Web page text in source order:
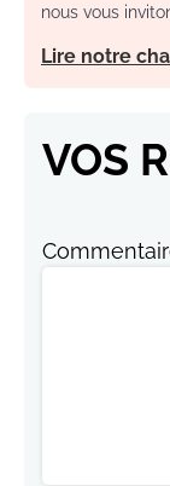
nous vous
Lire notre
VOS